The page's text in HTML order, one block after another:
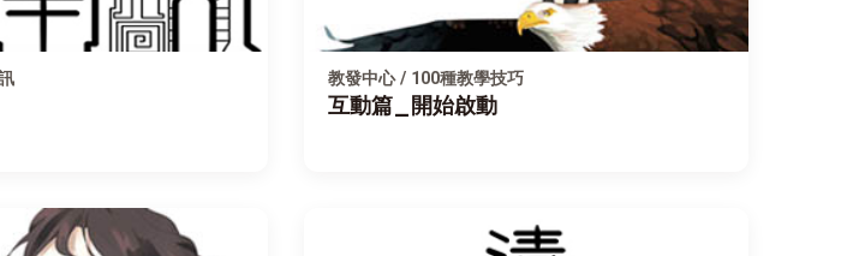
教發中心 / 100種教學技巧
互動篇_開始啟動